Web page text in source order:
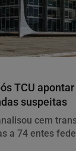
TCU apontar
suspeitas
cem
a 74 entes